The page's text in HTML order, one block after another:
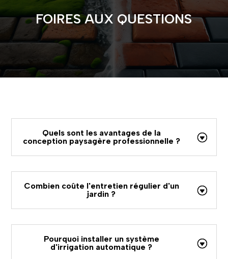
FOIRES AUX QUESTIONS
Quels sont les avantages de la
conception paysagère professionnelle ?
Combien coûte l'entretien régulier d'un
jardin ?
Pourquoi installer un système
d'irrigation automatique ?